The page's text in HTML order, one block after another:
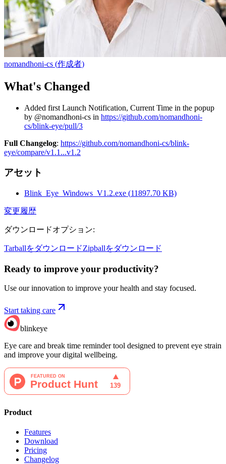
nomandhoni-cs (作成者)
What's Changed
Added first Launch Notification, Current Time in the popup
by @nomandhoni-cs in https://github.com/nomandhoni-
cs/blink-eye/pull/3
Full Changelog: https://github.com/nomandhoni-cs/blink-
eye/compare/v1.1...v1.2
アセット
Blink_Eye_Windows_V1.2.exe (11897.70 KB)
変更履歴
ダウンロードオプション:
TarballをダウンロードZipballをダウンロード
Ready to improve your productivity?
Use our innovation to improve your health and stay focused.
Start taking care
blinkeye
Eye care and break time reminder tool designed to prevent eye strain
and improve your digital wellbeing.
Product
Features
Download
Pricing
Changelog